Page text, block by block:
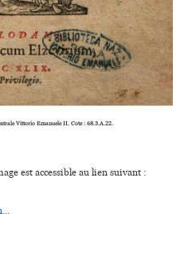
Vittorio Emanuele II. Cote : 68.3.A.22.
est accessible au lien suivant :